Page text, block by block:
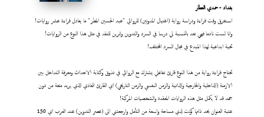
بغداد - حمدي العطار
استغرق وقت قراءة ودراسة رواية (اغتيال المدونين) للروائي "عبد الحسين المطر" ما يعادل قراءة عشر روايات!
وانا لست نادما فهي تعد بالنسبة لي درسا في السرد والتدوين وتمرين للنقد في مثل هذا النوع من الروايات!
تحية ابداعية لهذا المبدع في مجال السرد المختلف!
تحتاج قراءة رواية من هذا النوع قارئ تفاعلي يشترك مع الروائي في تذوق وكتابة الاحداث ومعرفة التداخل بين
الازمنة (الداخلية والخارجية والذاتية والزمن النفسي والزمن التاريخي) اي القارئ العادي الذي يريد متعة من دون
جهد قد لا يكمل مثل هذه الروايات المعقدة والشخصيات المركبة!
عتبة العنوان بحد ذاتها كونت لدي مساحة واسعة من التأمل وارجعتني الى (عصر التدوين) عند العرب اي 150